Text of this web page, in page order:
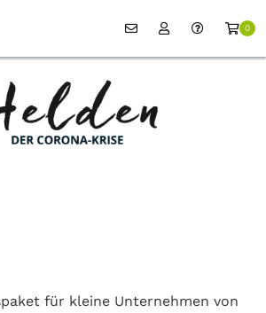
0
für kleine Unternehmen von